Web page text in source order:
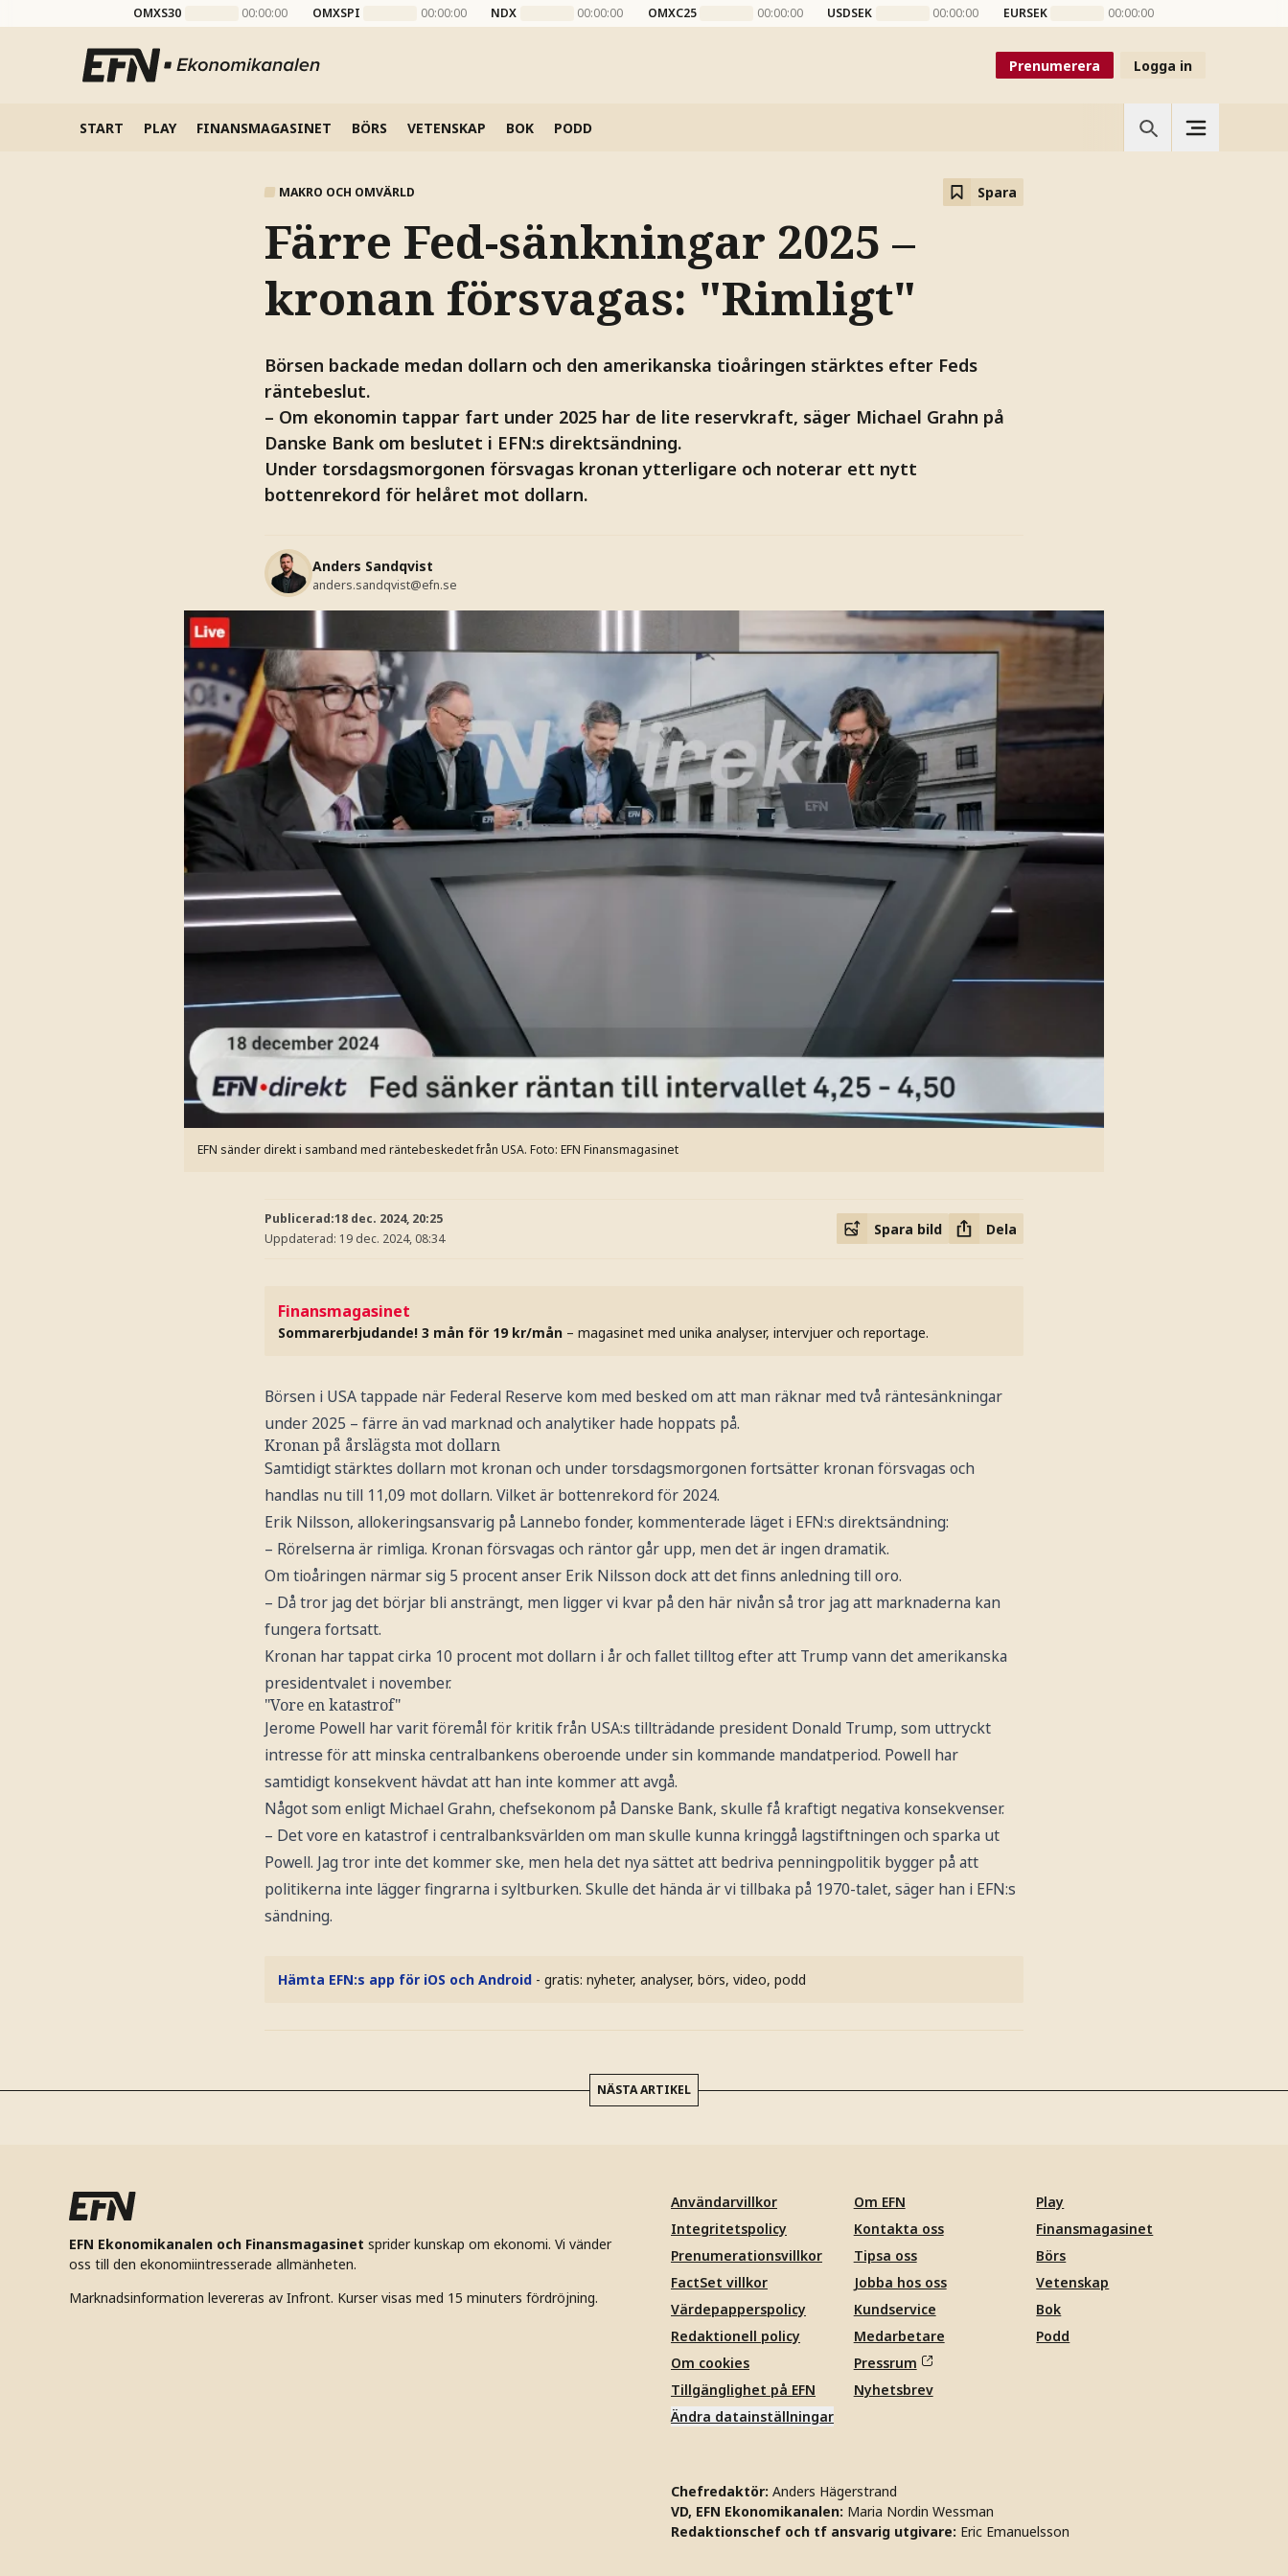
OMXS30 00:00:00 OMXSPI 00:00:00 NDX 00:00:00 OMXC25 00:00:00 USDSEK 00:00:00 EURSEK 00:00:00
Prenumerera Logga in
START PLAY FINANSMAGASINET BÖRS VETENSKAP BOK PODD
MAKRO OCH OMVÄRLD Spara
Färre Fed-sänkningar 2025 –
kronan försvagas: "Rimligt"
Börsen backade medan dollarn och den amerikanska tioåringen stärktes efter Feds
räntebeslut.
– Om ekonomin tappar fart under 2025 har de lite reservkraft, säger Michael Grahn på
Danske Bank om beslutet i EFN:s direktsändning.
Under torsdagsmorgonen försvagas kronan ytterligare och noterar ett nytt
bottenrekord för helåret mot dollarn.
Anders Sandqvist
anders.sandqvist@efn.se
EFN sänder direkt i samband med räntebeskedet från USA. Foto: EFN Finansmagasinet
Publicerad:18 dec. 2024, 20:25
Uppdaterad: 19 dec. 2024, 08:34
Spara bild Dela
Finansmagasinet
Sommarerbjudande! 3 mån för 19 kr/mån – magasinet med unika analyser, intervjuer och reportage.
Börsen i USA tappade när Federal Reserve kom med besked om att man räknar med två räntesänkningar
under 2025 – färre än vad marknad och analytiker hade hoppats på.
Kronan på årslägsta mot dollarn
Samtidigt stärktes dollarn mot kronan och under torsdagsmorgonen fortsätter kronan försvagas och
handlas nu till 11,09 mot dollarn. Vilket är bottenrekord för 2024.
Erik Nilsson, allokeringsansvarig på Lannebo fonder, kommenterade läget i EFN:s direktsändning:
– Rörelserna är rimliga. Kronan försvagas och räntor går upp, men det är ingen dramatik.
Om tioåringen närmar sig 5 procent anser Erik Nilsson dock att det finns anledning till oro.
– Då tror jag det börjar bli ansträngt, men ligger vi kvar på den här nivån så tror jag att marknaderna kan
fungera fortsatt.
Kronan har tappat cirka 10 procent mot dollarn i år och fallet tilltog efter att Trump vann det amerikanska
presidentvalet i november.
"Vore en katastrof"
Jerome Powell har varit föremål för kritik från USA:s tillträdande president Donald Trump, som uttryckt
intresse för att minska centralbankens oberoende under sin kommande mandatperiod. Powell har
samtidigt konsekvent hävdat att han inte kommer att avgå.
Något som enligt Michael Grahn, chefsekonom på Danske Bank, skulle få kraftigt negativa konsekvenser.
– Det vore en katastrof i centralbanksvärlden om man skulle kunna kringgå lagstiftningen och sparka ut
Powell. Jag tror inte det kommer ske, men hela det nya sättet att bedriva penningpolitik bygger på att
politikerna inte lägger fingrarna i syltburken. Skulle det hända är vi tillbaka på 1970-talet, säger han i EFN:s
sändning.
Hämta EFN:s app för iOS och Android - gratis: nyheter, analyser, börs, video, podd
NÄSTA ARTIKEL
EFN Ekonomikanalen och Finansmagasinet sprider kunskap om ekonomi. Vi vänder
oss till den ekonomiintresserade allmänheten.
Marknadsinformation levereras av Infront. Kurser visas med 15 minuters fördröjning.
Användarvillkor
Integritetspolicy
Prenumerationsvillkor
FactSet villkor
Värdepapperspolicy
Redaktionell policy
Om cookies
Tillgänglighet på EFN
Ändra datainställningar
Om EFN
Kontakta oss
Tipsa oss
Jobba hos oss
Kundservice
Medarbetare
Pressrum
Nyhetsbrev
Play
Finansmagasinet
Börs
Vetenskap
Bok
Podd
Chefredaktör: Anders Hägerstrand
VD, EFN Ekonomikanalen: Maria Nordin Wessman
Redaktionschef och tf ansvarig utgivare: Eric Emanuelsson